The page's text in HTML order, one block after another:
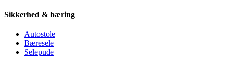
Sikkerhed & bæring
Autostole
Bæresele
Selepude